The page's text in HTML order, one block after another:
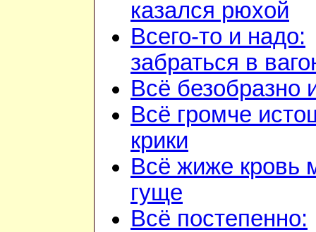
казался рюхой
Всего-то и надо:
забраться в
Всё безобразно
Всё громче
крики
Всё жиже кровь
гуще
Всё постепенно: